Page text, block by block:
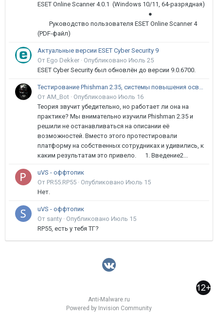
ESET Online Scanner 4.0.1 (Windows 10/11, 64-разрядная)
●
Руководство пользователя ESET Online Scanner 4
(PDF-файл)
Актуальные версии ESET Cyber Security 9
От Ego Dekker · Опубликовано Июль 25
ESET Cyber Security был обновлён до версии 9.0.6700.
Тестирование Phishman 2.35, системы повышения осведомлённости пользователей в сфере ИБ
От AM_Bot · Опубликовано Июль 16
Теория звучит убедительно, но работает ли она на
практике? Мы внимательно изучили Phishman 2.35 и
решили не останавливаться на описании её
возможностей. Вместо этого протестировали
платформу на собственных сотрудниках и удивились, к
каким результатам это привело. 1. Введение2...
uVS - оффтопик
От PR55.RP55 · Опубликовано Июль 15
Нет.
uVS - оффтопик
От santy · Опубликовано Июль 15
RP55, есть у тебя ТГ?
Anti-Malware.ru
Powered by Invision Community